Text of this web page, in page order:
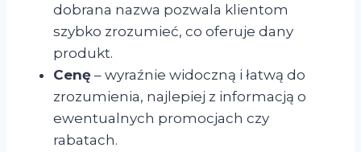
dobrana nazwa pozwala klientom
szybko zrozumieć, co oferuje dany
produkt.
Cenę – wyraźnie widoczną i łatwą do
zrozumienia, najlepiej z informacją o
ewentualnych promocjach czy
rabatach.